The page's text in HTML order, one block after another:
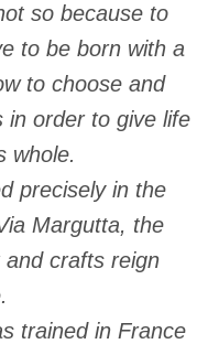
so because to
to be born with a
to choose and
in order to give life
whole.
precisely in the
Margutta, the
crafts reign
trained in France